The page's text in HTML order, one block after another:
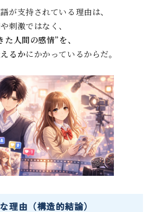
が支持されている理由は、
刺激ではなく、
人間の感情”を、
るかにかかっているからだ。
理由（構造的結論）